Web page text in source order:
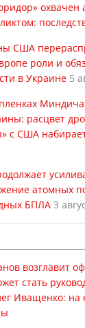
охвачен
США
роли и
в Украине 5
расцвет
с США
атомных
БПЛА 3